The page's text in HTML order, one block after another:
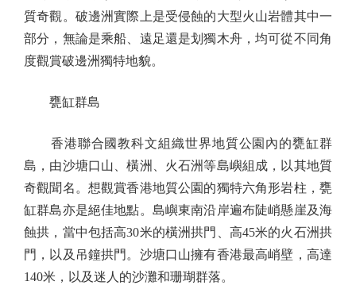
質奇觀。破邊洲實際上是受侵蝕的大型火山岩體其中一
部分，無論是乘船、遠足還是划獨木舟，均可從不同角
度觀賞破邊洲獨特地貌。
甕缸群島
香港聯合國教科文組織世界地質公園內的甕缸群
島，由沙塘口山、橫洲、火石洲等島嶼組成，以其地質
奇觀聞名。想觀賞香港地質公園的獨特六角形岩柱，甕
缸群島亦是絕佳地點。島嶼東南沿岸遍布陡峭懸崖及海
蝕拱，當中包括高30米的橫洲拱門、高45米的火石洲拱
門，以及吊鐘拱門。沙塘口山擁有香港最高峭壁，高達
140米，以及迷人的沙灘和珊瑚群落。